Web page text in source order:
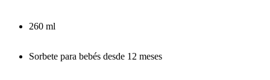
260 ml
Sorbete para bebés desde 12 meses